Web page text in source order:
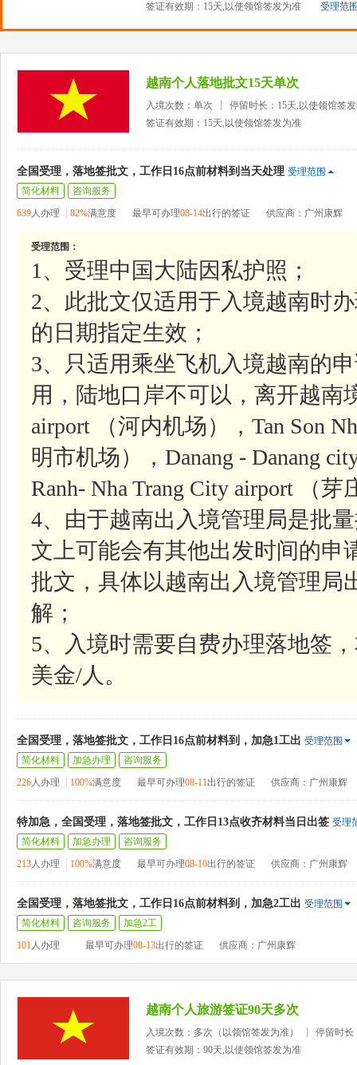
签证有效期：15天,以使领馆签发为准
受理范
越南个人落地批文15天单次
入境次数：单次
停留时长：15天,以使领馆签
签证有效期：15天,以使领馆签发为准
全国受理，落地签批文，工作日16点前材料到当天处理 受理范围
简化材料
咨询服务
639人办理 82%满意度 最早可办理08-14出行的签证 供应商：广州康辉
受理范围：
1、受理中国大陆因私护照；
2、此批文仅适用于入境越南时
的日期指定生效；
3、只适用乘坐飞机入境越南的
用，陆地口岸不可以，离开越南
airport （河内机场），Tan Son
明市机场），Danang - Danang
Ranh- Nha Trang City airport （芽
4、由于越南出入境管理局是批
文上可能会有其他出发时间的申
批文，具体以越南出入境管理局
解；
5、入境时需要自费办理落地签
美金/人。
全国受理，落地签批文，工作日16点前材料到，加急1工出 受理范围
简化材料
加急办理
咨询服务
226人办理 100%满意度 最早可办理08-11出行的签证 供应商：广州康辉
特加急，全国受理，落地签批文，工作日13点收齐材料当日出签 受理
简化材料
加急办理
咨询服务
213人办理 100%满意度 最早可办理08-10出行的签证 供应商：广州康辉
全国受理，落地签批文，工作日16点前材料到，加急2工出 受理范围
简化材料
咨询服务
加急2工
101人办理 最早可办理08-13出行的签证 供应商：广州康辉
越南个人旅游签证90天多次
入境次数：多次（以领馆签发为准）
停留时长
签证有效期：90天,以使领馆签发为准